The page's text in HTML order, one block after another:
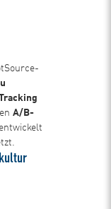
A/B-